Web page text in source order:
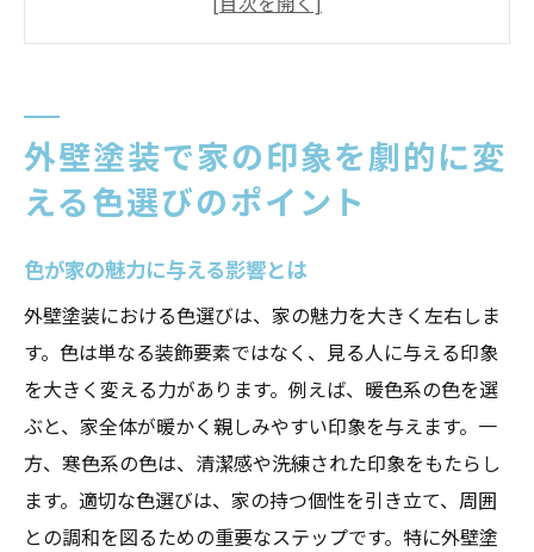
環境に優しい塗料と色選び
外壁塗装で失敗しないための色選びのヒント
色見本の活用方法
近隣の建物との調和
日光や影響を考慮した色選び
色の褪色を防ぐ方法
外壁塗装成功の鍵！色選びで住まいを変える方
法
外壁塗装で家の印象を劇的に変
える色選びのポイント
色が家の魅力に与える影響とは
外壁塗装における色選びは、家の魅力を大きく左右しま
す。色は単なる装飾要素ではなく、見る人に与える印象
を大きく変える力があります。例えば、暖色系の色を選
ぶと、家全体が暖かく親しみやすい印象を与えます。一
方、寒色系の色は、清潔感や洗練された印象をもたらし
ます。適切な色選びは、家の持つ個性を引き立て、周囲
との調和を図るための重要なステップです。特に外壁塗